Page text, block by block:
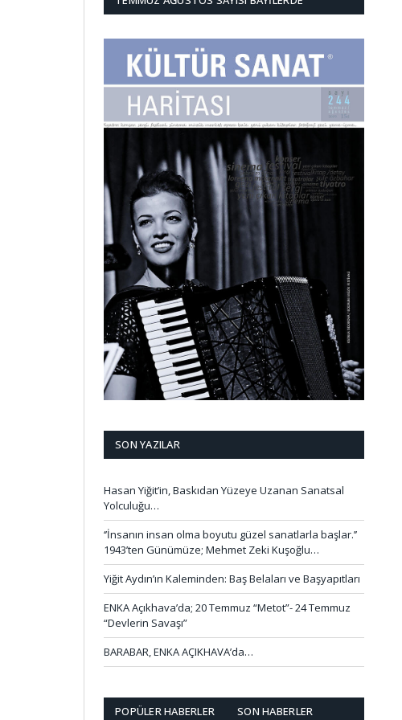
SON YAZILAR
Hasan Yiğit’in, Baskıdan Yüzeye Uzanan Sanatsal
Yolculuğu…
‘’İnsanın insan olma boyutu güzel sanatlarla başlar.’’
1943’ten Günümüze; Mehmet Zeki Kuşoğlu…
Yiğit Aydın’ın Kaleminden: Baş Belaları ve Başyapıtları
ENKA Açıkhava’da; 20 Temmuz “Metot”- 24 Temmuz
“Devlerin Savaşı”
BARABAR, ENKA AÇIKHAVA’da…
POPÜLER HABERLER SON HABERLER